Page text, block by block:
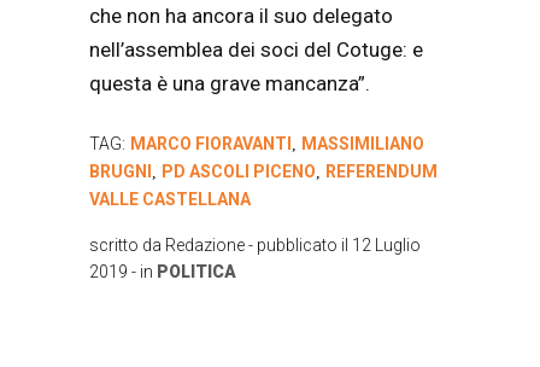
che non ha ancora il suo delegato
nell’assemblea dei soci del Cotuge: e
questa è una grave mancanza”.
TAG: MARCO FIORAVANTI , MASSIMILIANO
BRUGNI , PD ASCOLI PICENO, REFERENDUM
VALLE CASTELLANA
scritto da Redazione- pubblicato il 12 Luglio
2019 - in POLITICA